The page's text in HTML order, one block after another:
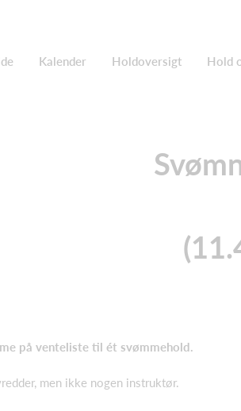
Kalender Holdoversigt Hold
på venteliste til ét svømmehold.
men ikke nogen instruktør.